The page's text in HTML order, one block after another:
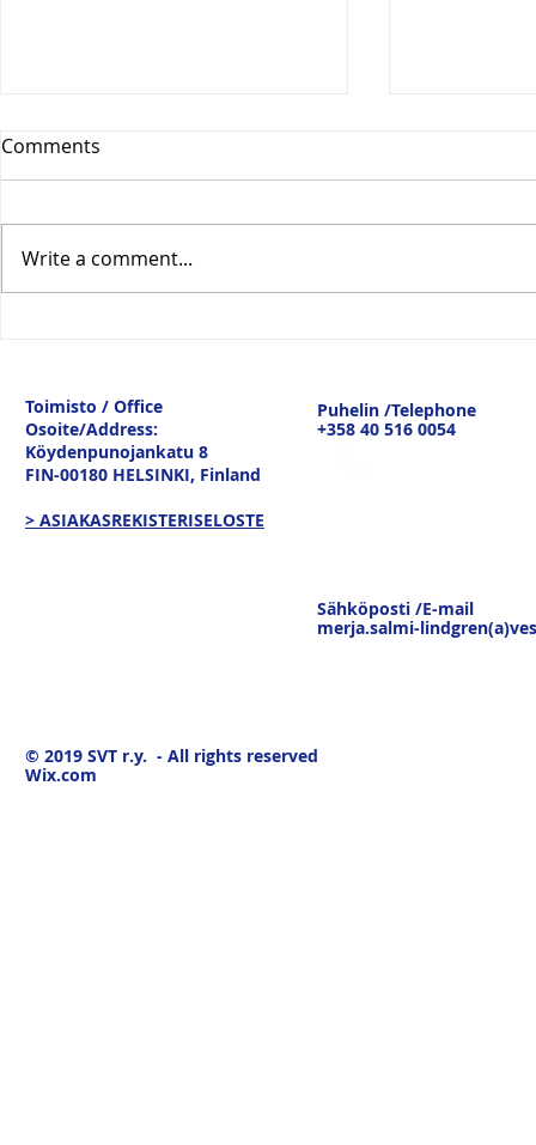
keskustelu
19.3.26
Comments
Write a comment...
Toimisto / Office
Osoite/Address:
Köydenpunojankatu 8
FIN-00180 HELSINKI, Finland
> ASIAKASREKISTERISELOSTE
Puhelin /Telephone
+358 40 516 0054
Sähköposti /E-mail
merja.salmi-
© 2019 SVT r.y. - All rights reserved
Wix.com